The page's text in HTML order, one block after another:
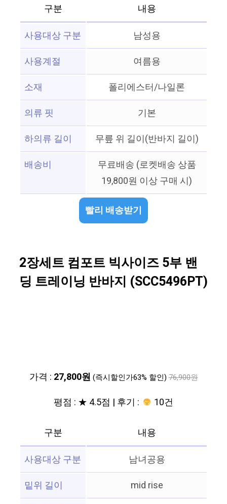
구분
내용
사용대상 구분
남성용
사용계절
여름용
소재
폴리에스터/나일론
의류 핏
기본
하의류 길이
무릎 위 길이(반바지 길이)
배송비
무료배송 (로켓배송 상품
19,800원 이상 구매 시)
빨리 배송받기
2장세트 컴포트 빅사이즈 5부 밴
딩 트레이닝 반바지 (SCC5496PT)
가격 : 27,800원 (즉시할인가63% 할인) 76,900원
평점 : ★ 4.5점 | 후기 : 10건
구분
내용
사용대상 구분
남녀공용
밑위 길이
mid rise